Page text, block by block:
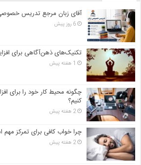
آقای زبان مرجع تدریس
6 روز پیش
تکنیک‌های ذهن‌آگاهی برای
1 هفته پیش
چگونه محیط کار خود را برای
کنیم؟
2 هفته پیش
چرا خواب کافی برای تمرکز
2 هفته پیش